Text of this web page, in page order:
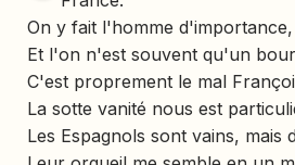
On y fait l'homme d'importance,
Et l'on n'est souvent qu'un
C'est proprement le mal
La sotte vanité nous est
Les Espagnols sont vains, mais